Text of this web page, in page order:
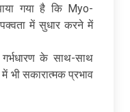
गया है कि Myo-
में सुधार करने में
के साथ-साथ
भी सकारात्मक प्रभाव